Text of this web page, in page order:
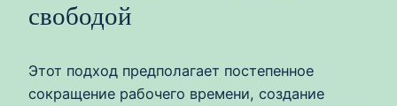
свободой
Этот подход предполагает постепенное
сокращение рабочего времени, создание